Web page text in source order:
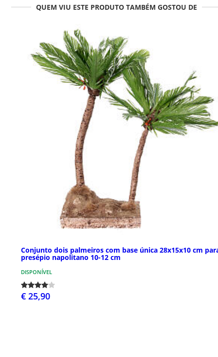
QUEM VIU ESTE PRODUTO TAMBÉM GOSTOU DE
Conjunto dois palmeiros com base única 28x15x10 cm
presépio napolitano 10-12 cm
DISPONÍVEL
€ 25,90